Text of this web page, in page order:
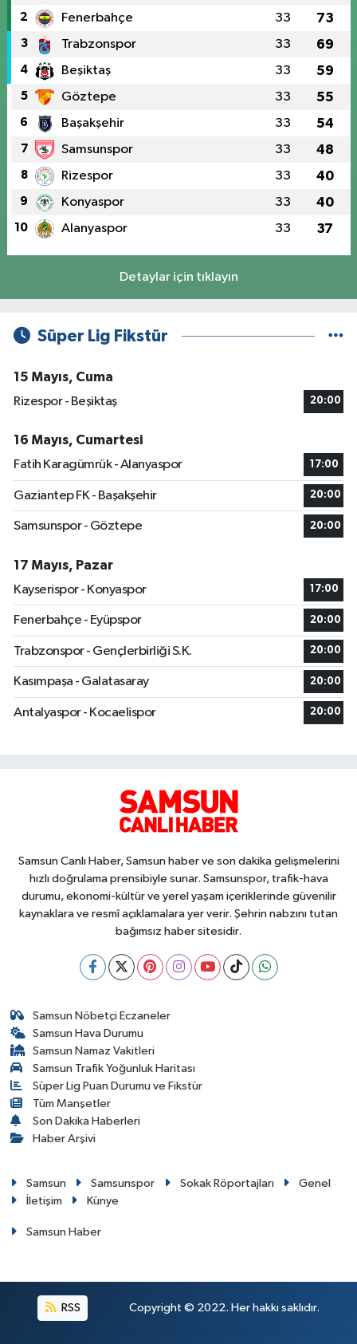
2 Fenerbahçe 33 73
3 Trabzonspor 33 69
4 Beşiktaş 33 59
5 Göztepe 33 55
6 Başakşehir 33 54
7 Samsunspor 33 48
8 Rizespor 33 40
9 Konyaspor 33 40
10 Alanyaspor 33 37
Detaylar için tıklayın
Süper Lig Fikstür
15 Mayıs, Cuma
Rizespor - Beşiktaş
20:00
16 Mayıs, Cumartesi
Fatih Karagümrük - Alanyaspor
17:00
Gaziantep FK - Başakşehir 20:00
Samsunspor - Göztepe 20:00
17 Mayıs, Pazar
Kayserispor - Konyaspor
17:00
Fenerbahçe - Eyüpspor 20:00
Trabzonspor - Gençlerbirliği S.K. 20:00
Kasımpaşa - Galatasaray 20:00
Antalyaspor - Kocaelispor 20:00
Samsun Canlı Haber, Samsun haber ve son dakika gelişmelerini
hızlı doğrulama prensibiyle sunar. Samsunspor, trafik-hava
durumu, ekonomi-kültür ve yerel yaşam içeriklerinde güvenilir
kaynaklara ve resmî açıklamalara yer verir. Şehrin nabzını tutan
bağımsız haber sitesidir.
Samsun Nöbetçi Eczaneler
Samsun Hava Durumu
Samsun Namaz Vakitleri
Samsun Trafik Yoğunluk Haritası
Süper Lig Puan Durumu ve Fikstür
Tüm Manşetler
Son Dakika Haberleri
Haber Arşivi
Samsun Samsunspor Sokak Röportajları
Genel
İletişim
Künye
Samsun Haber
RSS Copyright © 2022. Her hakkı saklıdır.